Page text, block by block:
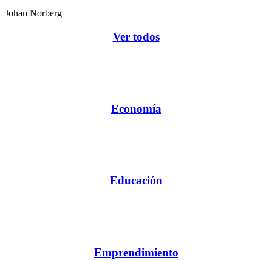
Johan Norberg
Ver todos
Economía
Educación
Emprendimiento